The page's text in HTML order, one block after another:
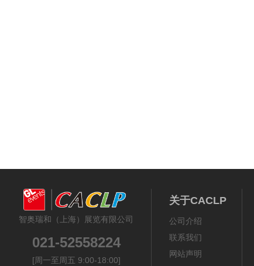
智奥瑞和（上海）展览有限公司
021-52558224
[周一至周五 9:00-18:00]
关于CACLP
公司介绍
联系我们
网站声明